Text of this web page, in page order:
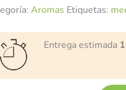
Aromas Etiquetas:
Entrega estimada